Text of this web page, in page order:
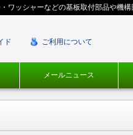
ッシャーなどの基板取付部品や機構
ド ご利用について
メールニュース